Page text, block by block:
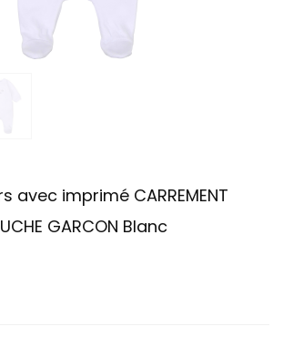
avec imprimé CARREMENT
GARCON Blanc